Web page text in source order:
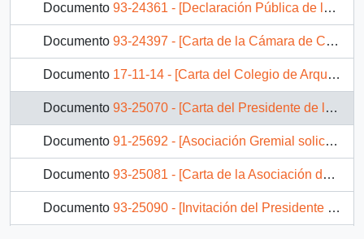
Documento 93-24361 - [Declaración Pública de la Asociación de Agricultores de la Provincia de El Loa referente a amenazas de las aguas de cuencas hidrográficas de la zona]
Documento 93-24397 - [Carta de la Cámara de Comercio Detallista de Valparaíso dirigida al Presidente Patricio Aylwin, referente a proyecto de apertura del camino sur de la región]
Documento 17-11-14 - [Carta del Colegio de Arquitectos de Chile]
Documento 93-25070 - [Carta del Presidente de la Cámara Chilena de la Construcción mediante la cual entrega apreciaciones respecto a gira presidencial en Asia]
Documento 91-25692 - [Asociación Gremial solicita plazo para crear mercado de productos forestales]
Documento 93-25081 - [Carta de la Asociación de Exportadores de Chile dirigida al Presidente Patricio Aylwin, mediante la cual se aborda la Ley sobre Certificación de Calidad de Productos Hortofrutícolas Exportados a las Comunidades Europeas]
Documento 93-25090 - [Invitación del Presidente de la Asociación Gremial de Corredores de Propiedades de Chile]